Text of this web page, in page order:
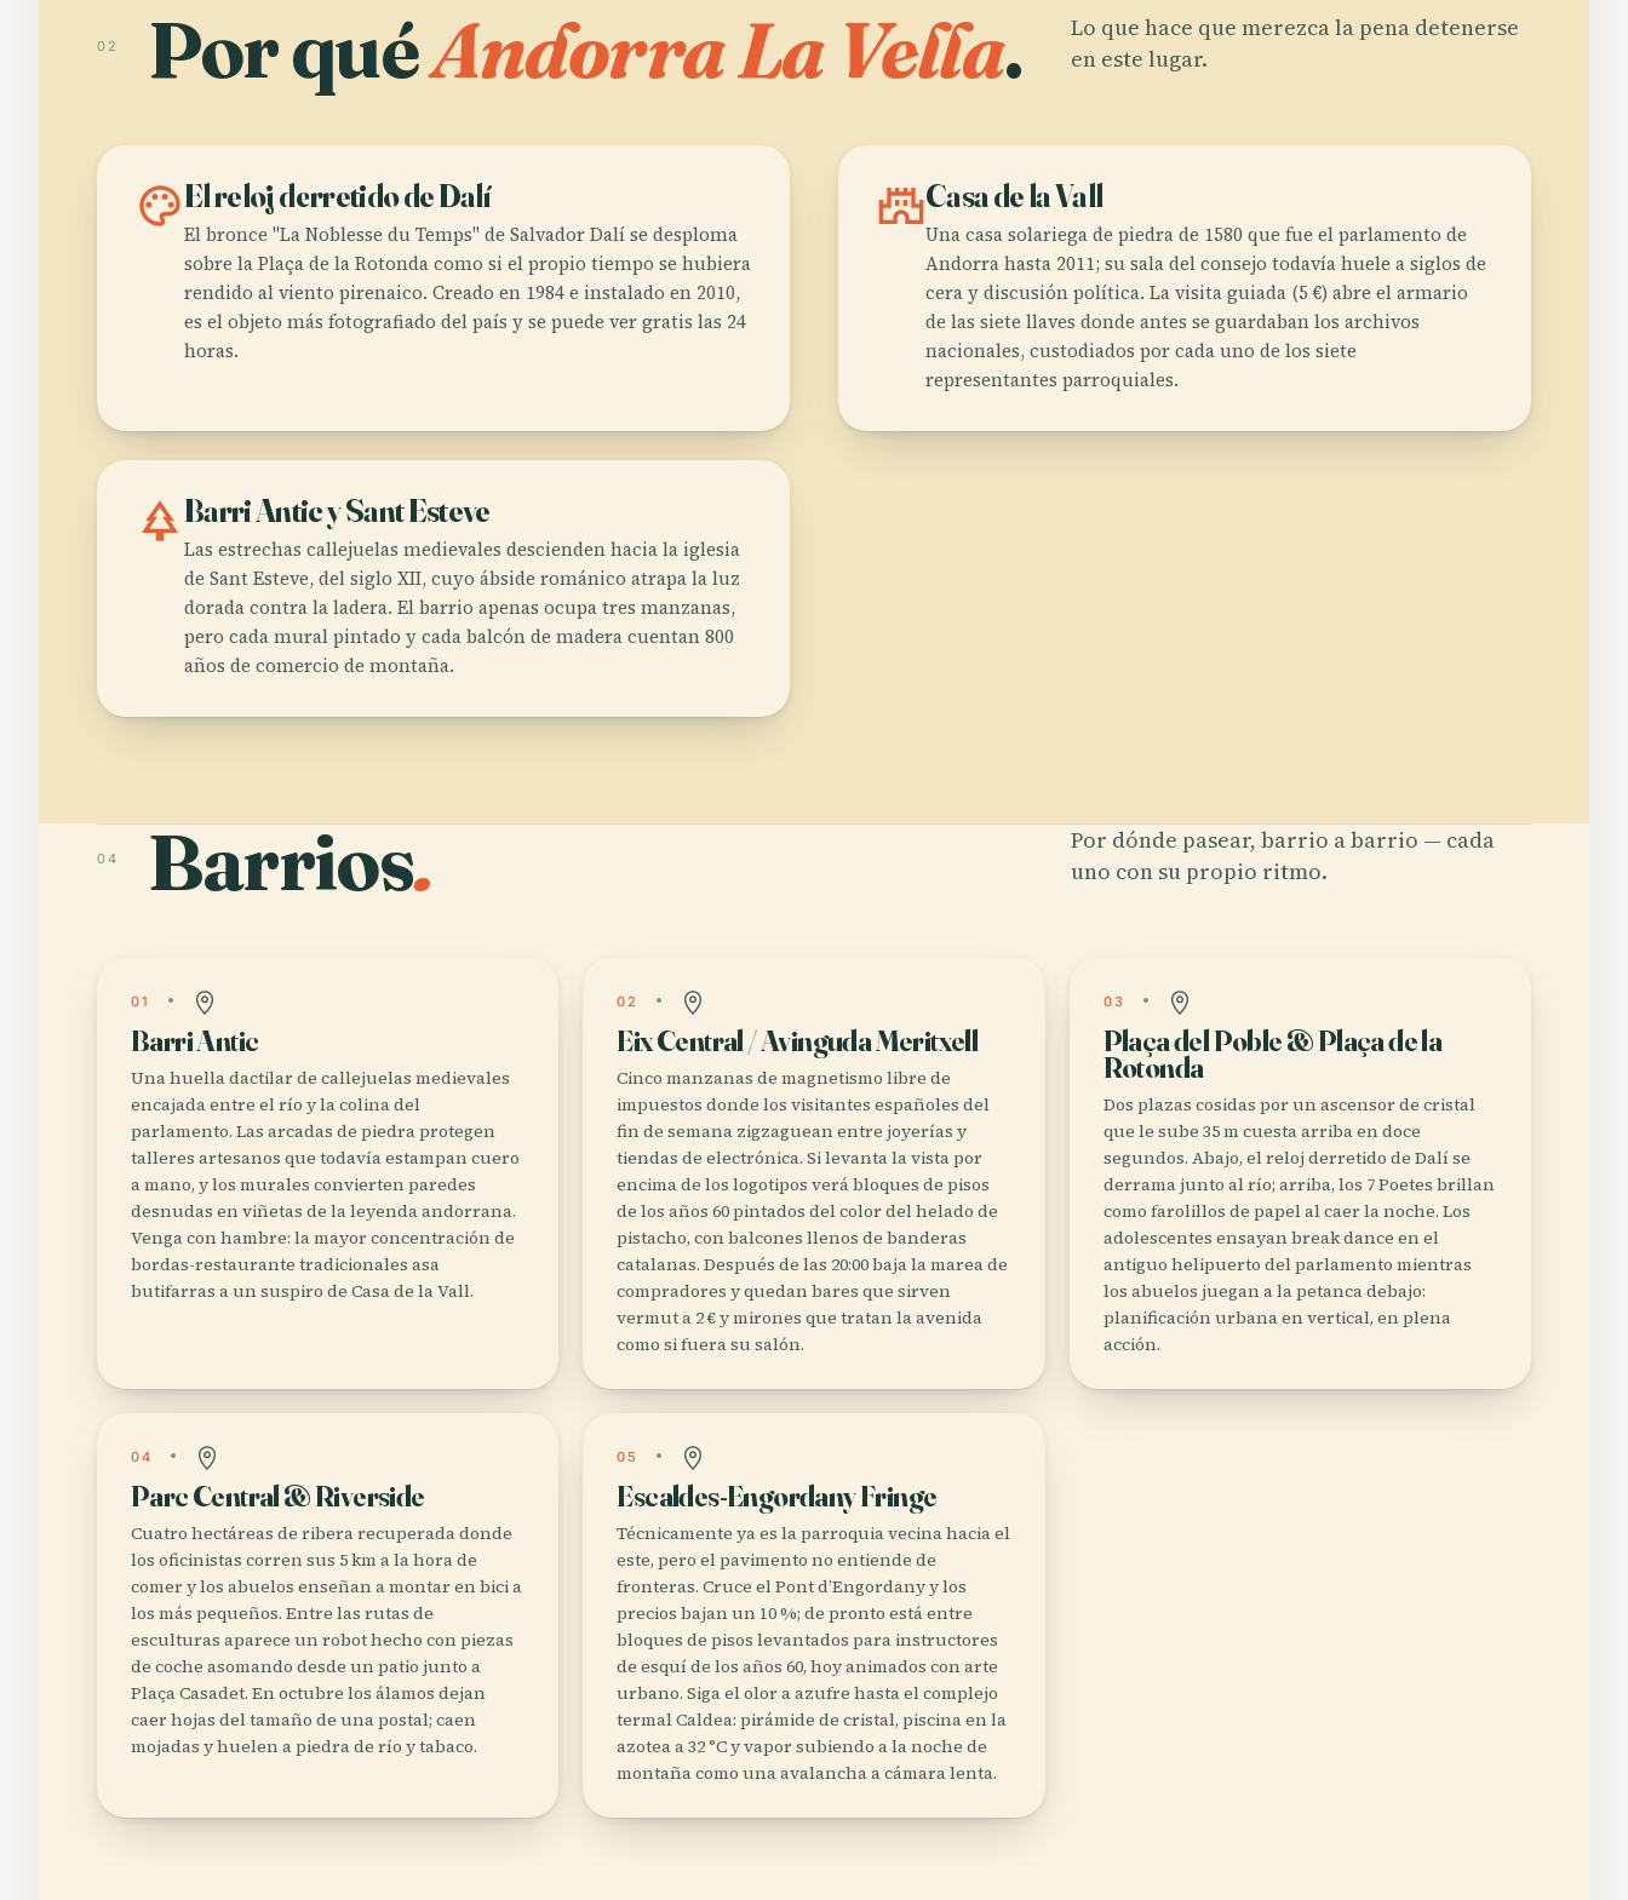
02 Por quéAndorra La Vella.
Lo que hace que merezca la pena detenerse
en este lugar.
paletteEl reloj derretido de Dalí
El bronce "La Noblesse du Temps" de Salvador Dalí se desploma
sobre la Plaça de la Rotonda como si el propio tiempo se hubiera
rendido al viento pirenaico. Creado en 1984 e instalado en 2010,
es el objeto más fotografiado del país y se puede ver gratis las 24
horas.
castleCasa de la Vall
Una casa solariega de piedra de 1580 que fue el parlamento de
Andorra hasta 2011; su sala del consejo todavía huele a siglos de
cera y discusión política. La visita guiada (5 €) abre el armario
de las siete llaves donde antes se guardaban los archivos
nacionales, custodiados por cada uno de los siete
representantes parroquiales.
parkBarri Antic y Sant Esteve
Las estrechas callejuelas medievales descienden hacia la iglesia
de Sant Esteve, del siglo XII, cuyo ábside románico atrapa la luz
dorada contra la ladera. El barrio apenas ocupa tres manzanas,
pero cada mural pintado y cada balcón de madera cuentan 800
años de comercio de montaña.
04 Barrios.
Por dónde pasear, barrio a barrio — cada
uno con su propio ritmo.
01
Barri Antic
Una huella dactilar de callejuelas medievales
encajada entre el río y la colina del
parlamento. Las arcadas de piedra protegen
talleres artesanos que todavía estampan cuero
a mano, y los murales convierten paredes
desnudas en viñetas de la leyenda andorrana.
Venga con hambre: la mayor concentración de
bordas-restaurante tradicionales asa
butifarras a un suspiro de Casa de la Vall.
02
Eix Central / Avinguda Meritxell
Cinco manzanas de magnetismo libre de
impuestos donde los visitantes españoles del
fin de semana zigzaguean entre joyerías y
tiendas de electrónica. Si levanta la vista por
encima de los logotipos verá bloques de pisos
de los años 60 pintados del color del helado de
pistacho, con balcones llenos de banderas
catalanas. Después de las 20:00 baja la marea de
compradores y quedan bares que sirven
vermut a 2 € y mirones que tratan la avenida
como si fuera su salón.
03
Plaça del Poble & Plaça de la
Rotonda
Dos plazas cosidas por un ascensor de cristal
que le sube 35 m cuesta arriba en doce
segundos. Abajo, el reloj derretido de Dalí se
derrama junto al río; arriba, los 7 Poetes brillan
como farolillos de papel al caer la noche. Los
adolescentes ensayan break dance en el
antiguo helipuerto del parlamento mientras
los abuelos juegan a la petanca debajo:
planificación urbana en vertical, en plena
acción.
04
Parc Central & Riverside
Cuatro hectáreas de ribera recuperada donde
los oficinistas corren sus 5 km a la hora de
comer y los abuelos enseñan a montar en bici a
los más pequeños. Entre las rutas de
esculturas aparece un robot hecho con piezas
de coche asomando desde un patio junto a
Plaça Casadet. En octubre los álamos dejan
caer hojas del tamaño de una postal; caen
mojadas y huelen a piedra de río y tabaco.
05
Escaldes-Engordany Fringe
Técnicamente ya es la parroquia vecina hacia el
este, pero el pavimento no entiende de
fronteras. Cruce el Pont d’Engordany y los
precios bajan un 10 %; de pronto está entre
bloques de pisos levantados para instructores
de esquí de los años 60, hoy animados con arte
urbano. Siga el olor a azufre hasta el complejo
termal Caldea: pirámide de cristal, piscina en la
azotea a 32 °C y vapor subiendo a la noche de
montaña como una avalancha a cámara lenta.